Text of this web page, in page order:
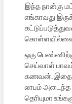
இந்த நான்கு
எங்காவது
ஒரு
செய்வாள்
கணவன். இதை
லாபம் அடைந்த
தெரியுமா